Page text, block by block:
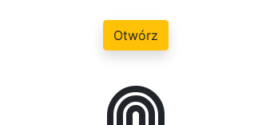
Otwórz